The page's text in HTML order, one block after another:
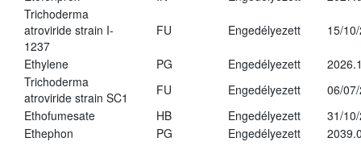
Trichoderma
atroviride strain I-
1237
FU Engedélyezett 15/
Ethylene PG Engedélyezett
Trichoderma
atroviride strain SC1
FU Engedélyezett
06/
Ethofumesate
HB Engedélyezett
31/
Ethephon
PG Engedélyezett